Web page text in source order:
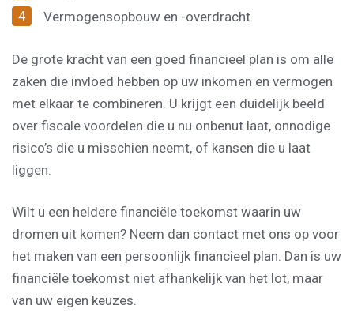
Vermogensopbouw en -overdracht
De grote kracht van een goed financieel plan is om alle
zaken die invloed hebben op uw inkomen en vermogen
met elkaar te combineren. U krijgt een duidelijk beeld
over fiscale voordelen die u nu onbenut laat, onnodige
risico’s die u misschien neemt, of kansen die u laat
liggen.
Wilt u een heldere financiële toekomst waarin uw
dromen uit komen? Neem dan contact met ons op voor
het maken van een persoonlijk financieel plan. Dan is uw
financiële toekomst niet afhankelijk van het lot, maar
van uw eigen keuzes.